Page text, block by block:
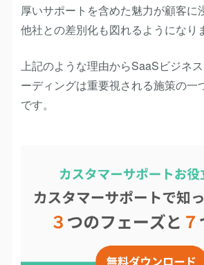
厚いサポートを含めた魅力が顧客に
他社との差別化も図れるようになり
上記のような理由からSaaSビジネ
ーディングは重要視される施策の一
です。